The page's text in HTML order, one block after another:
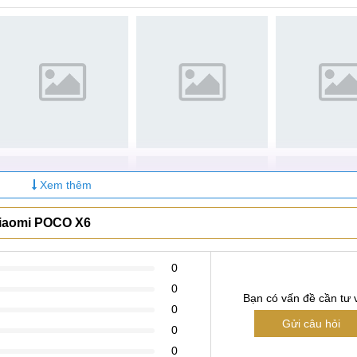
X6
xuống đất, tác động lực quá lớn đã làm ảnh hưởng
bụi bẩn lâu ngày len lỏi vào dẫn đến tình trạng hư
tương thích với hệ điều hành trên Xiaomi POCO X6 làm
Xem thêm
POCO X6
0
0
0
0
0
Bạn có vấn đề cần tư
Gửi câu hỏi